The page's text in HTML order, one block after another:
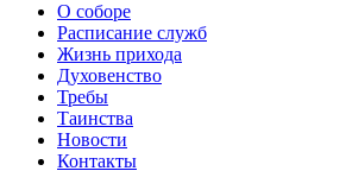
О соборе
Расписание служб
Жизнь прихода
Духовенство
Требы
Таинства
Новости
Контакты